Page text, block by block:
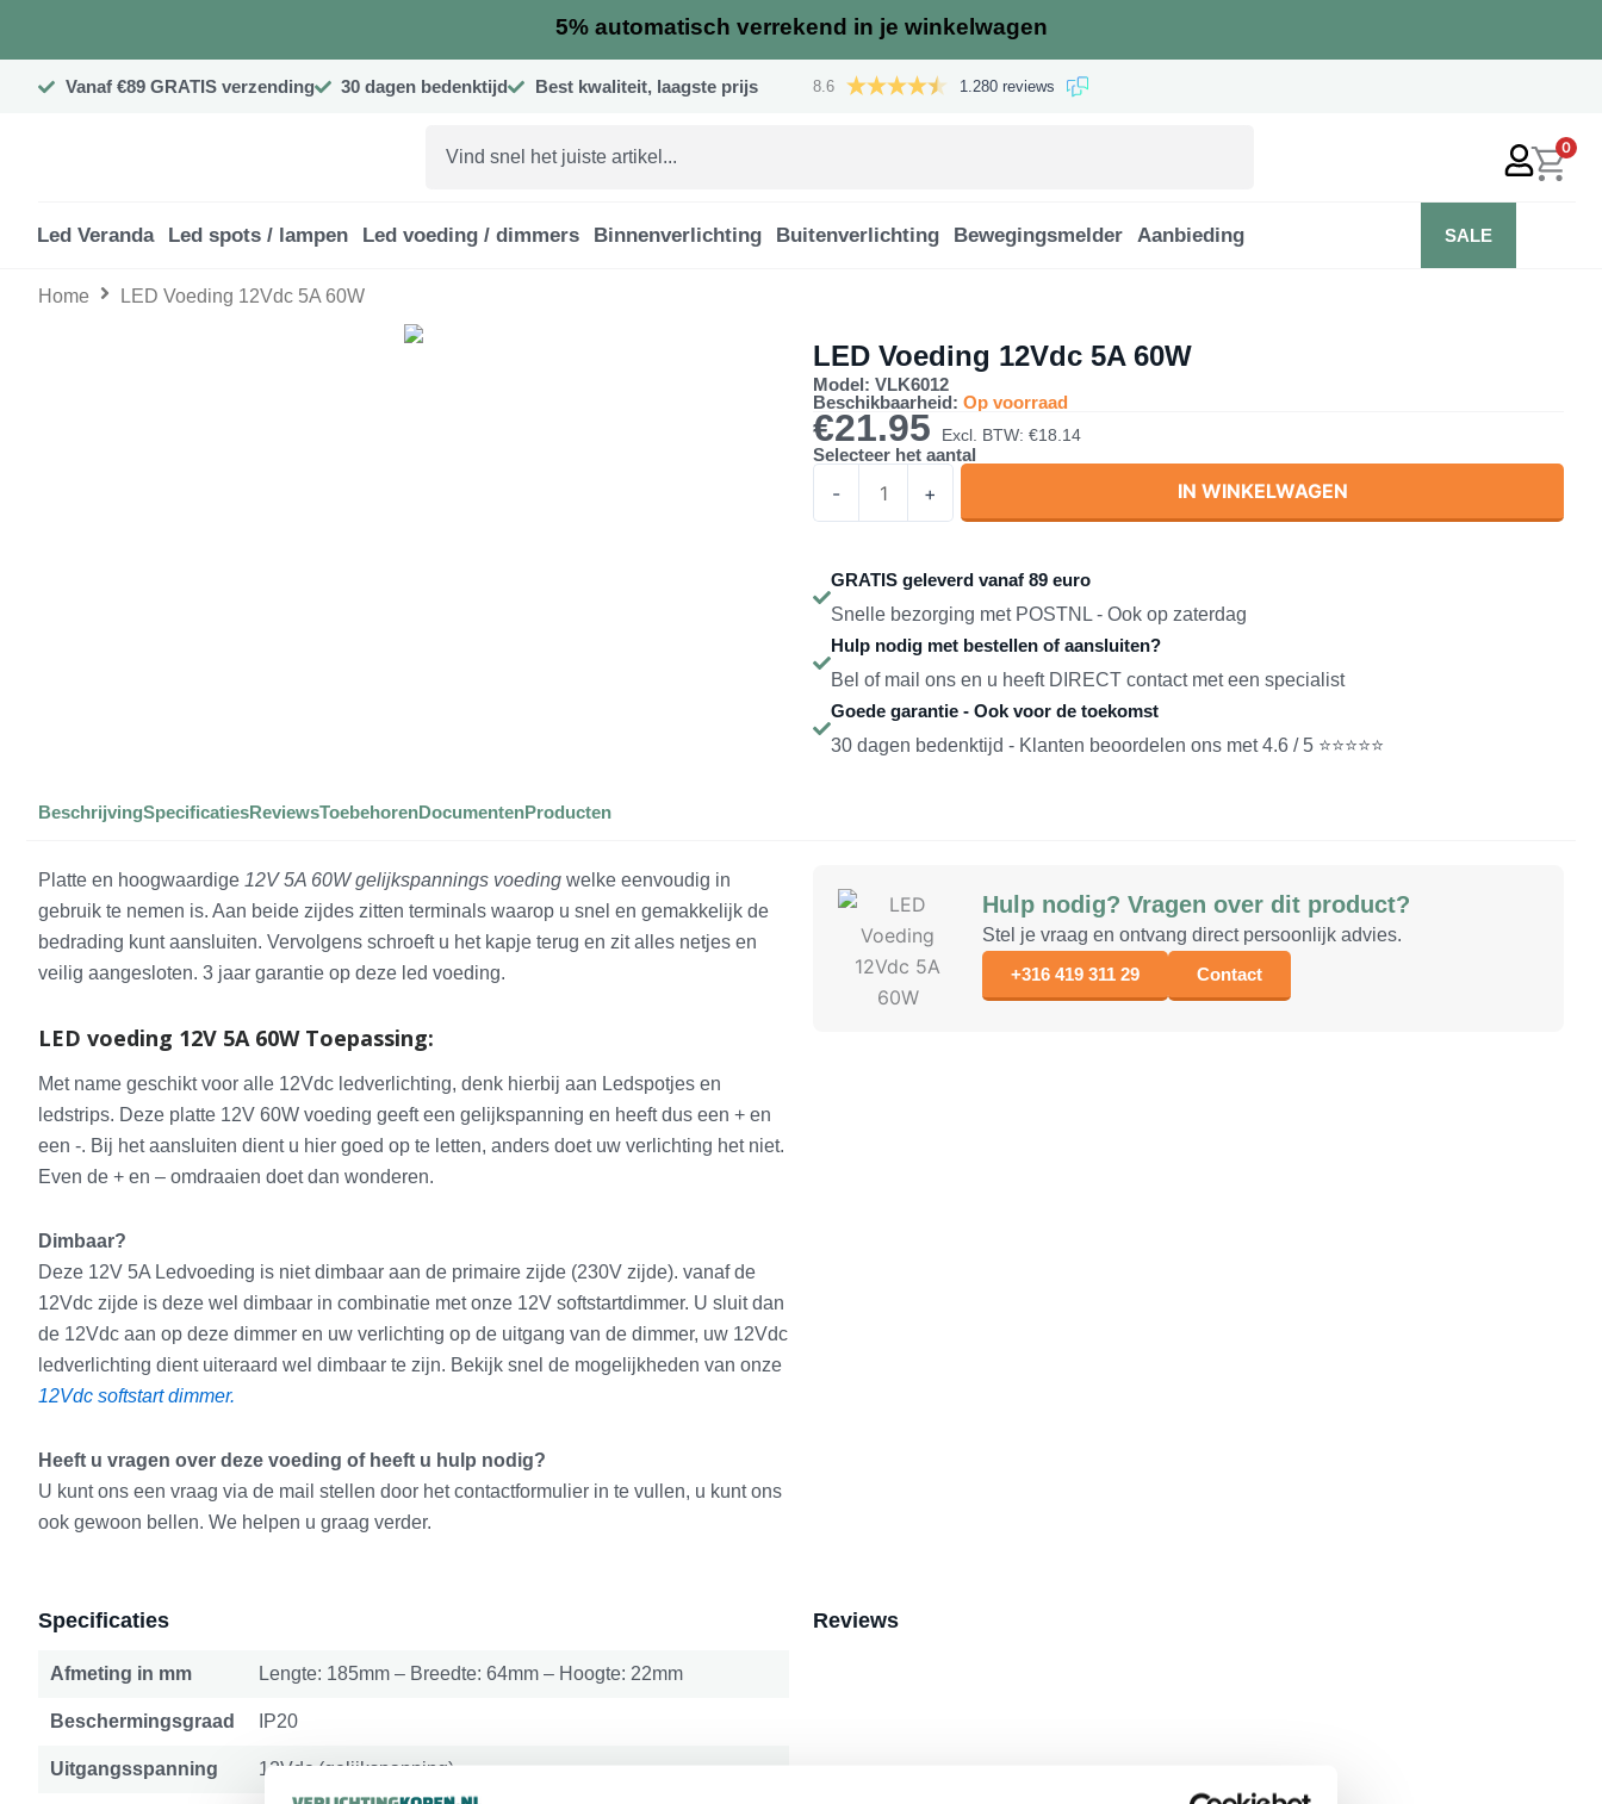
5% automatisch verrekend in je winkelwagen
Vanaf €89 GRATIS verzending 30 dagen bedenktijd Best kwaliteit, laagste prijs 8.6 1.280 reviews
0
Led Veranda Led spots / lampen Led voeding / dimmers Binnenverlichting Buitenverlichting Bewegingsmelder Aanbieding SALE
Home LED Voeding 12Vdc 5A 60W
LED Voeding 12Vdc 5A 60W
Model: VLK6012
Beschikbaarheid: Op voorraad
€21.95 Excl. BTW: €18.14
Selecteer het aantal
-
5A
60W
aantal
+ IN WINKELWAGEN
GRATIS geleverd vanaf 89 euro
Snelle bezorging met POSTNL - Ook op zaterdag
Hulp nodig met bestellen of aansluiten?
Bel of mail ons en u heeft DIRECT contact met een specialist
Goede garantie - Ook voor de toekomst
30 dagen bedenktijd - Klanten beoordelen ons met 4.6 / 5 ⭐⭐⭐⭐⭐
BeschrijvingSpecificatiesReviewsToebehorenDocumentenProducten
Platte en hoogwaardige 12V 5A 60W gelijkspannings voeding welke eenvoudig in
gebruik te nemen is. Aan beide zijdes zitten terminals waarop u snel en gemakkelijk de
bedrading kunt aansluiten. Vervolgens schroeft u het kapje terug en zit alles netjes en
veilig aangesloten. 3 jaar garantie op deze led voeding.
LED voeding 12V 5A 60W Toepassing:
Met name geschikt voor alle 12Vdc ledverlichting, denk hierbij aan Ledspotjes en
ledstrips. Deze platte 12V 60W voeding geeft een gelijkspanning en heeft dus een + en
een -. Bij het aansluiten dient u hier goed op te letten, anders doet uw verlichting het niet.
Even de + en – omdraaien doet dan wonderen.
Dimbaar?
Deze 12V 5A Ledvoeding is niet dimbaar aan de primaire zijde (230V zijde). vanaf de
12Vdc zijde is deze wel dimbaar in combinatie met onze 12V softstartdimmer. U sluit dan
de 12Vdc aan op deze dimmer en uw verlichting op de uitgang van de dimmer, uw 12Vdc
ledverlichting dient uiteraard wel dimbaar te zijn. Bekijk snel de mogelijkheden van onze
12Vdc softstart dimmer.
Heeft u vragen over deze voeding of heeft u hulp nodig?
U kunt ons een vraag via de mail stellen door het contactformulier in te vullen, u kunt ons
ook gewoon bellen. We helpen u graag verder.
Hulp nodig? Vragen over dit product?
Stel je vraag en ontvang direct persoonlijk advies.
+316 419 311 29
Contact
Specificaties
Afmeting in mm Lengte: 185mm – Breedte: 64mm – Hoogte: 22mm
Beschermingsgraad IP20
Uitgangsspanning 12Vdc (gelijkspanning)
Reviews